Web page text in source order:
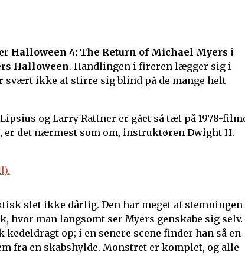
Halloween 4: The Return of Michael Myers i
Halloween. Handlingen i fireren lægger sig i
svært ikke at stirre sig blind på de mange helt
og Larry Rattner er gået så tæt på 1978-
er det nærmest som om, instruktøren Dwight H.
slet ikke dårlig. Den har meget af stemningen
hvor man langsomt ser Myers genskabe sig selv.
op; i en senere scene finder han så en
fra en skabshylde. Monstret er komplet, og alle